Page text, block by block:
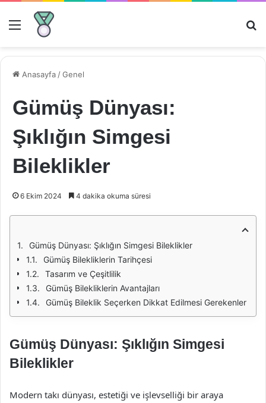
Menü
Anasayfa /Genel
Gümüş Dünyası:
Şıklığın Simgesi
Bileklikler
6 Ekim 2024 4 dakika okuma süresi
Gümüş Dünyası: Şıklığın Simgesi Bileklikler
Gümüş Bilekliklerin Tarihçesi
Tasarım ve Çeşitlilik
Gümüş Bilekliklerin Avantajları
Gümüş Bileklik Seçerken Dikkat Edilmesi Gerekenler
Gümüş Dünyası: Şıklığın Simgesi
Bileklikler
Modern takı dünyası, estetiği ve işlevselliği bir araya